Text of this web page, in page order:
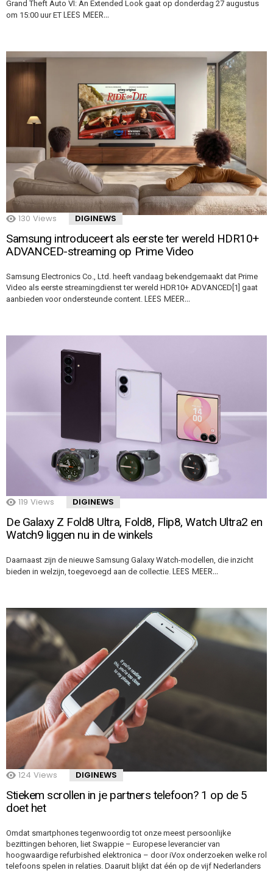
Grand Theft Auto VI: An Extended Look gaat op donderdag 27 augustus
om 15:00 uur ET LEES MEER…
130 Views DIGINEWS
Samsung introduceert als eerste ter wereld HDR10+
ADVANCED-streaming op Prime Video
Samsung Electronics Co., Ltd. heeft vandaag bekendgemaakt dat Prime
Video als eerste streamingdienst ter wereld HDR10+ ADVANCED[1] gaat
aanbieden voor ondersteunde content. LEES MEER…
119 Views DIGINEWS
De Galaxy Z Fold8 Ultra, Fold8, Flip8, Watch Ultra2 en
Watch9 liggen nu in de winkels
Daarnaast zijn de nieuwe Samsung Galaxy Watch-modellen, die inzicht
bieden in welzijn, toegevoegd aan de collectie. LEES MEER…
124 Views DIGINEWS
Stiekem scrollen in je partners telefoon? 1 op de 5
doet het
Omdat smartphones tegenwoordig tot onze meest persoonlijke
bezittingen behoren, liet Swappie – Europese leverancier van
hoogwaardige refurbished elektronica – door iVox onderzoeken welke rol
telefoons spelen in relaties. Daaruit blijkt dat één op de vijf Nederlanders